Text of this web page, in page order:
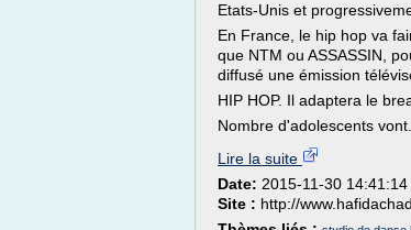
Etats-Unis et
En France, le hip hop va
que NTM ou ASSASSIN,
diffusé une émission
HIP HOP. Il adaptera le
Nombre d'adolescents vont...
Lire la suite
Date: 2015-11-30 14:41:14
Site : http://